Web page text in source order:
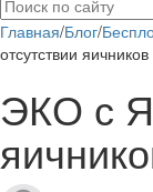
Главная/Блог/
отсутствии яичников
ЭКО с